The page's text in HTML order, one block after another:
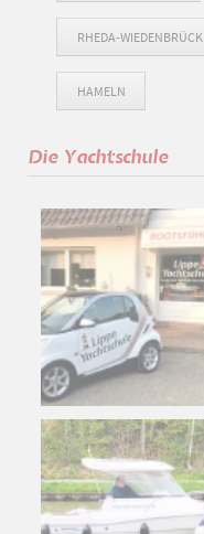
RHEDA-WIEDENBRÜCK
HAMELN
Die Yachtschule